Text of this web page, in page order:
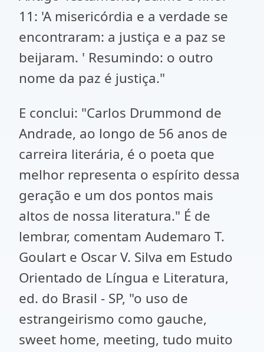
11: 'A misericórdia e a verdade se
encontraram: a justiça e a paz se
beijaram. ' Resumindo: o outro
nome da paz é justiça."
E conclui: "Carlos Drummond de
Andrade, ao longo de 56 anos de
carreira literária, é o poeta que
melhor representa o espírito dessa
geração e um dos pontos mais
altos de nossa literatura." É de
lembrar, comentam Audemaro T.
Goulart e Oscar V. Silva em Estudo
Orientado de Língua e Literatura,
ed. do Brasil - SP, "o uso de
estrangeirismo como gauche,
sweet home, meeting, tudo muito